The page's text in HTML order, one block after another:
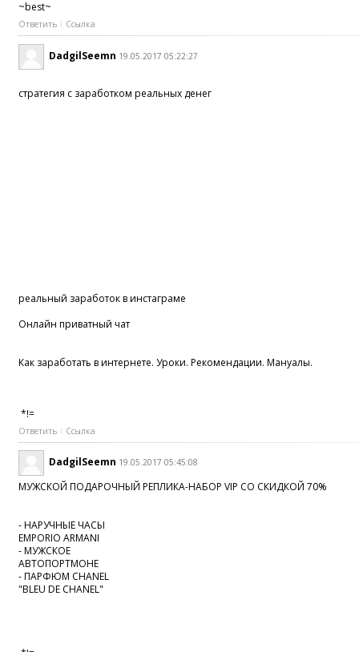
~best~
Ответить Ссылка
DadgilSeemn 19.05.2017 05:22:27
стратегия с заработком реальных денег
реальный заработок в инстаграме
Онлайн приватный чат
Как заработать в интернете. Уроки. Рекомендации. Мануалы.
*!=
Ответить Ссылка
DadgilSeemn 19.05.2017 05:45:08
МУЖСКОЙ ПОДАРОЧНЫЙ РЕПЛИКА-НАБОР VIP СО СКИДКОЙ 70%
- НАРУЧНЫЕ ЧАСЫ
EMPORIO ARMANI
- МУЖСКОЕ
АВТОПОРТМОНЕ
- ПАРФЮМ CHANEL
"BLEU DE CHANEL"